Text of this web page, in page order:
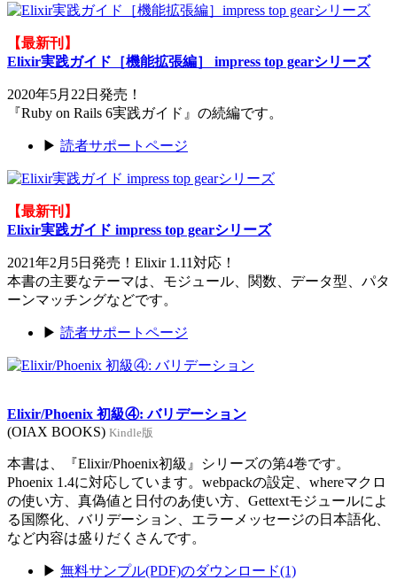
【最新刊】
Elixir実践ガイド［機能拡張編］ impress top gearシリーズ
2020年5月22日発売！
『Ruby on Rails 6実践ガイド』の続編です。
▶ 読者サポートページ
【最新刊】
Elixir実践ガイド impress top gearシリーズ
2021年2月5日発売！Elixir 1.11対応！
本書の主要なテーマは、モジュール、関数、データ型、パタ
ーンマッチングなどです。
▶ 読者サポートページ
Elixir/Phoenix 初級④: バリデーション
(OIAX BOOKS) Kindle版
本書は、『Elixir/Phoenix初級』シリーズの第4巻です。
Phoenix 1.4に対応しています。webpackの設定、whereマクロ
の使い方、真偽値と日付のあ使い方、Gettextモジュールによ
る国際化、バリデーション、エラーメッセージの日本語化、
など内容は盛りだくさんです。
▶ 無料サンプル(PDF)のダウンロード(1)